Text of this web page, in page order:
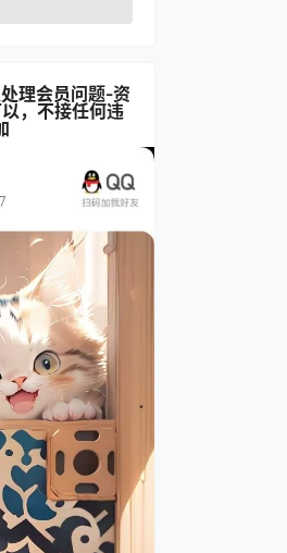
理会员问题-资
，不接任何违